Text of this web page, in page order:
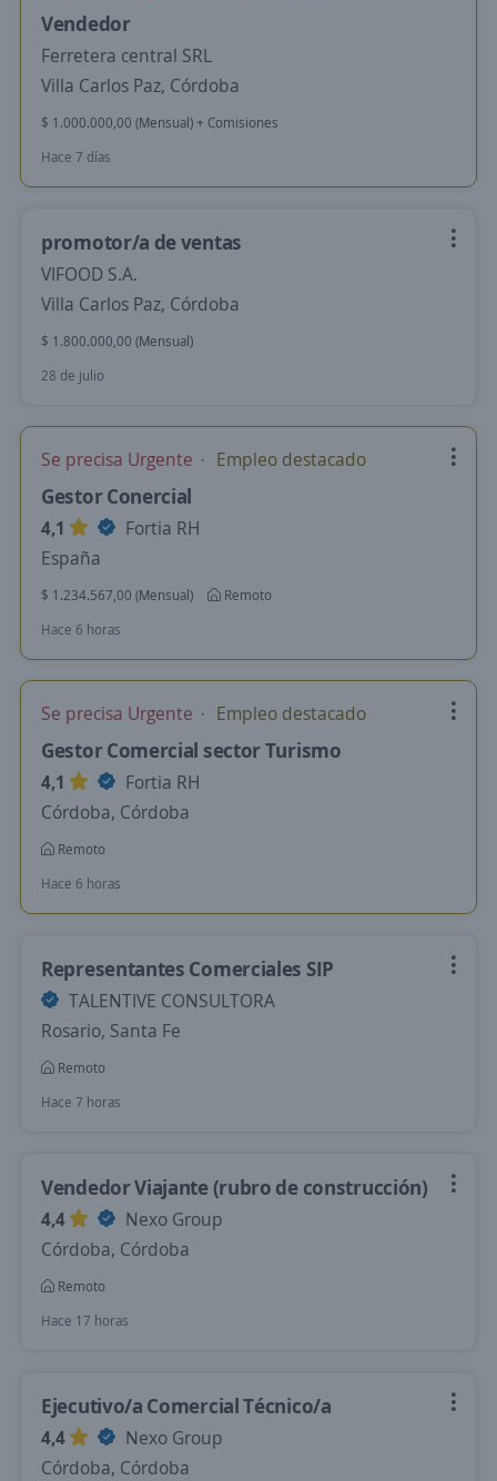
Vendedor
Ferretera central SRL
Villa Carlos Paz, Córdoba
$ 1.000.000,00 (Mensual) + Comisiones
Hace 7 días
promotor/a de ventas
VIFOOD S.A.
Villa Carlos Paz, Córdoba
$ 1.800.000,00 (Mensual)
28 de julio
Se precisa Urgente Empleo destacado
Gestor Conercial
4,1
Fortia RH
España
$ 1.234.567,00 (Mensual)
Remoto
Hace 6 horas
Se precisa Urgente Empleo destacado
Gestor Comercial sector Turismo
4,1
Fortia RH
Córdoba, Córdoba
Remoto
Hace 6 horas
Representantes Comerciales SIP
TALENTIVE CONSULTORA
Rosario, Santa Fe
Remoto
Hace 7 horas
Vendedor Viajante (rubro de construcción)
4,4
Nexo Group
Córdoba, Córdoba
Remoto
Hace 17 horas
Ejecutivo/a Comercial Técnico/a
4,4
Nexo Group
Córdoba, Córdoba